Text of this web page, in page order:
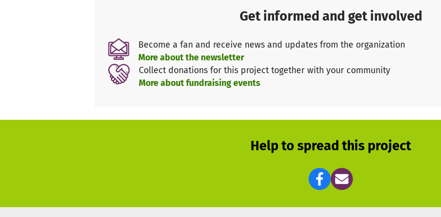
die Chance auf ein gesundes und glückliches Leben bekommen!
Bitte helft uns, diesen Traum Wirklichkeit werden zu lassen. Jede Spende, egal wie
Ihr könnt direkt auf unser Spendenkonto überweisen oder uns kontaktieren, wenn Ihr
Wir danken Euch von Herzen für Eure Unterstützung und Eurer Engagement!
und unseren süßen, kleinen Katzenbabys ein besseres Zuhause bieten.
Get informed and get involved
Become a fan and receive news and updates from the organization
More about the newsletter
Collect donations for this project together with your community
More about fundraising events
Help to spread this project